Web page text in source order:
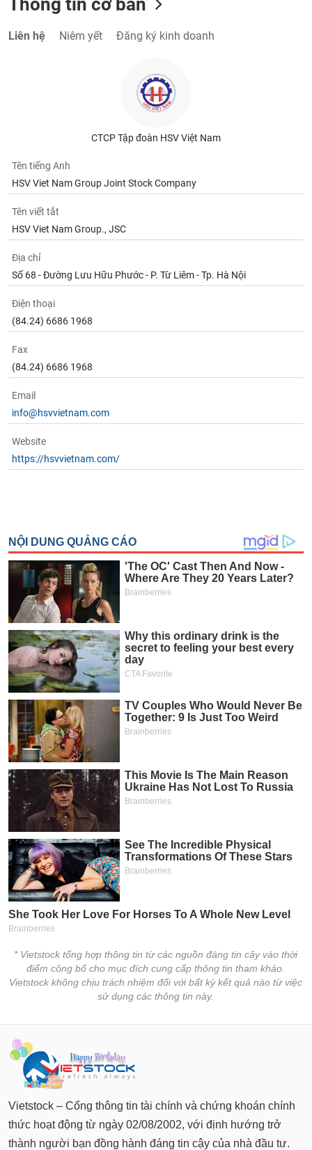
Thông tin cơ bản
Liên hệ Niêm yết Đăng ký kinh doanh
CTCP Tập đoàn HSV Việt Nam
Tên tiếng Anh
HSV Viet Nam Group Joint Stock Company
Tên viết tắt
HSV Viet Nam Group., JSC
Địa chỉ
Số 68 - Đường Lưu Hữu Phước - P. Từ Liêm - Tp. Hà Nội
Điện thoại
(84.24) 6686 1968
Fax
(84.24) 6686 1968
Email
info@hsvvietnam.com
Website
https://hsvvietnam.com/
* Vietstock tổng hợp thông tin từ các nguồn đáng tin cậy vào thời
điểm công bố cho mục đích cung cấp thông tin tham khảo.
Vietstock không chịu trách nhiệm đối với bất kỳ kết quả nào từ việc
sử dụng các thông tin này.
Vietstock – Cổng thông tin tài chính và chứng khoán chính
thức hoạt động từ ngày 02/08/2002, với định hướng trở
thành người bạn đồng hành đáng tin cậy của nhà đầu tư.